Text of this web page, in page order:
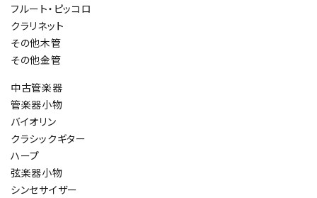
フルート・ピッコロ
クラリネット
その他木管
その他金管
中古管楽器
管楽器小物
バイオリン
クラシックギター
ハープ
弦楽器小物
シンセサイザー